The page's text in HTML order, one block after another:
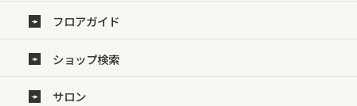
フロアガイド
ショップ検索
サロン